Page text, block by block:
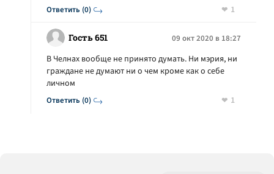
Ответить (0)
1
Гость 651 09 окт 2020 в 18:27
Ответить (0)
В Челнах вообще не принято думать. Ни мэрия, ни
граждане не думают ни о чем кроме как о себе
личном
1